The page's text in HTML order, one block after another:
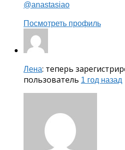
@anastasiao
Посмотреть профиль
Лена: теперь
пользователь 1 год назад